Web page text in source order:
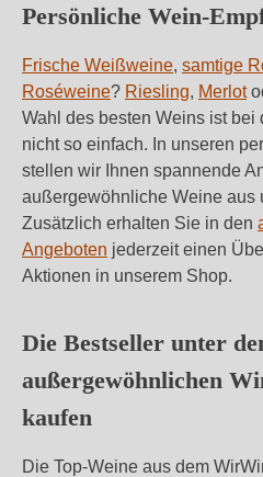
Persönliche Wein-
Frische Weißweine, samtige
Roséweine? Riesling, Merlot
Wahl des besten Weins ist
nicht so einfach. In unseren
stellen wir Ihnen spannende
außergewöhnliche Weine aus
Zusätzlich erhalten Sie in den
Angeboten jederzeit einen
Aktionen in unserem Shop.
Die Bestseller unter
außergewöhnlichen
kaufen
Die Top-Weine aus dem